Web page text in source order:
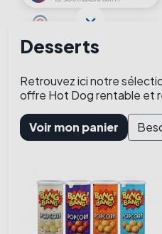
Desserts
Retrouvez ici notre
offre Hot Dog rentable et
Voir mon panier